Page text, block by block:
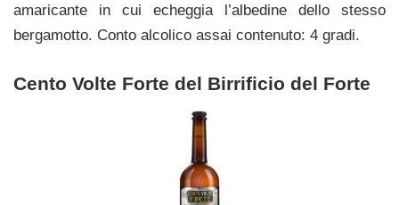
amaricante in cui echeggia l’albedine dello stesso
bergamotto. Conto alcolico assai contenuto: 4 gradi.
Cento Volte Forte del Birrificio del Forte